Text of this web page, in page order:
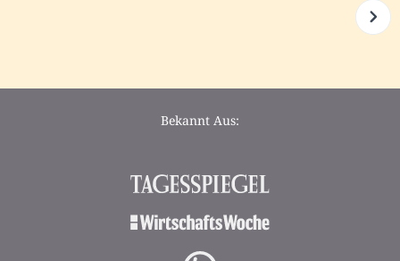
Bekannt Aus: